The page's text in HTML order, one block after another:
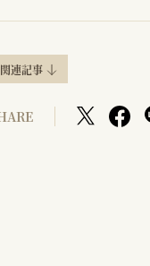
関連記事